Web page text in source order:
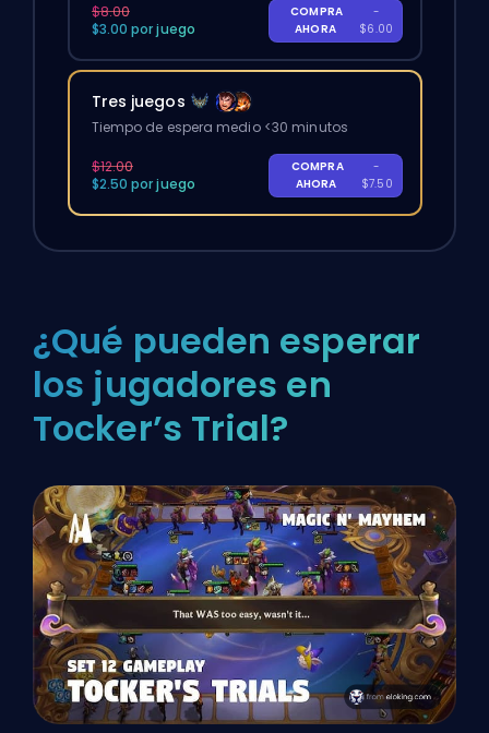
$8.00
$3.00 por juego
COMPRA
AHORA
-
$6.00
Tres juegos
Tiempo de espera medio <30 minutos
$12.00
$2.50 por juego
COMPRA
AHORA
-
$7.50
¿Qué pueden esperar
los jugadores en
Tocker’s Trial?